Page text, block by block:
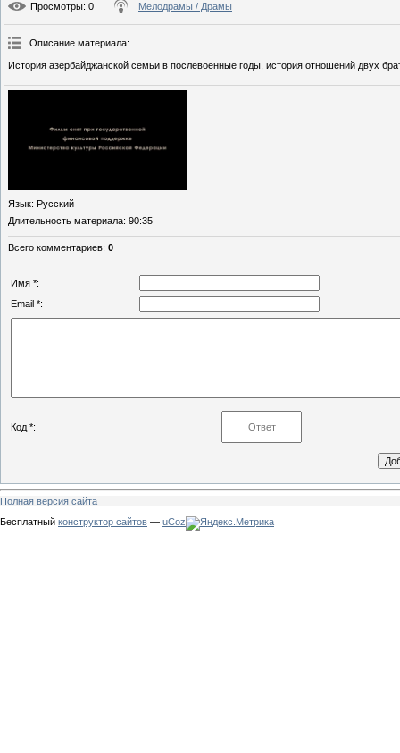
Просмотры: 0 Мелодрамы / Драмы
Описание материала:
История азербайджанской семьи в послевоенные годы, история отношений двух
Язык: Русский
Длительность материала: 90:35
Всего комментариев: 0
Имя *:
Email *:
Код *:
Полная версия сайта
Бесплатный конструктор сайтов — uCoz